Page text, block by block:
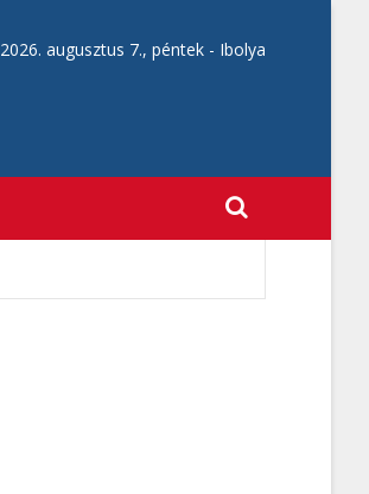
2026. augusztus 7., péntek - Ibolya